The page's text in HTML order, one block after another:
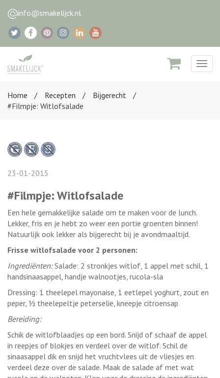
info@smakelijck.nl
Home
Recepten
Bijgerecht
#Filmpje: Witlofsalade
23-01-2015
#Filmpje: Witlofsalade
Een hele gemakkelijke salade om te maken voor de lunch.
Lekker, fris en je hebt zo weer een portie groenten binnen!
Natuurlijk ook lekker als bijgerecht bij je avondmaaltijd.
Frisse witlofsalade voor 2 personen:
Ingrediënten:Salade: 2 stronkjes witlof, 1 appel met schil, 1
handsinaasappel, handje walnootjes, rucola-sla
Dressing: 1 theelepel mayonaise, 1 eetlepel yoghurt, zout en
peper, ½ theelepeltje peterselie, kneepje citroensap
Bereiding:
Schik de witlofblaadjes op een bord. Snijd of schaaf de appel
in reepjes of blokjes en verdeel over de witlof. Schil de
sinaasappel dik en snijd het vruchtvlees uit de vliesjes en
verdeel deze over de salade. Maak de salade af met wat